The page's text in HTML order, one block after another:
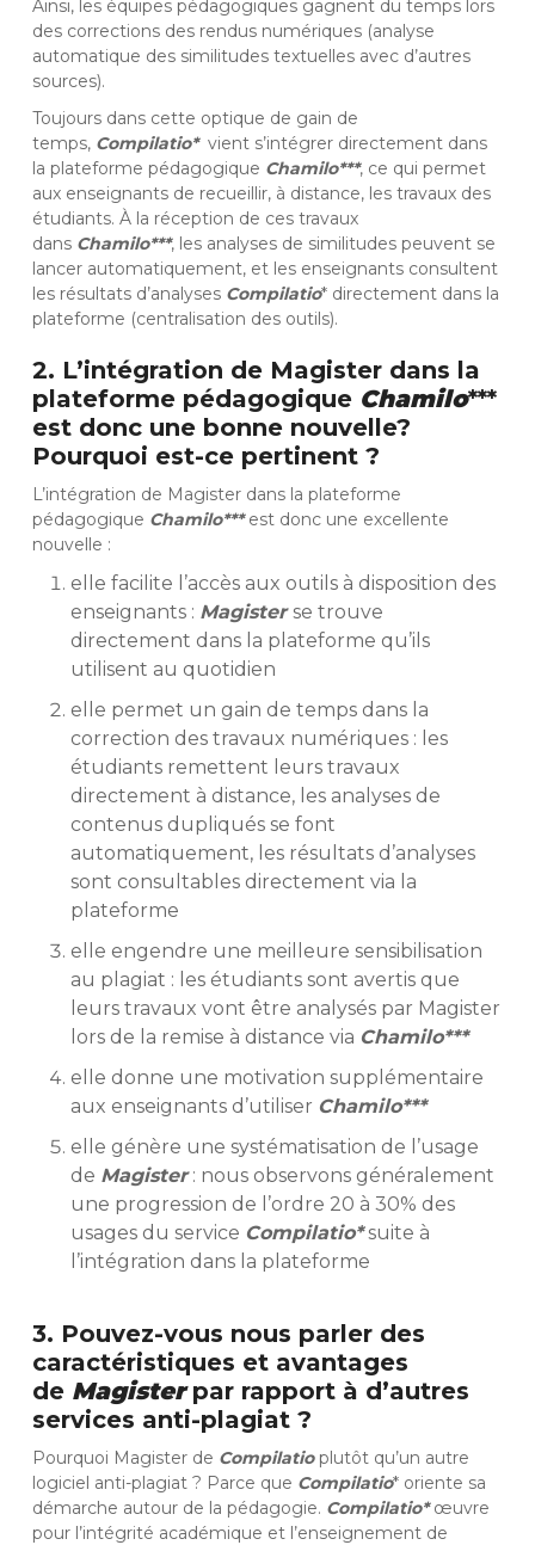
Ainsi, les équipes pédagogiques gagnent du temps lors
des corrections des rendus numériques (analyse
automatique des similitudes textuelles avec d’autres
sources).
Toujours dans cette optique de gain de
temps, Compilatio* vient s’intégrer directement dans
la plateforme pédagogique Chamilo***, ce qui permet
aux enseignants de recueillir, à distance, les travaux des
étudiants. À la réception de ces travaux
dans Chamilo***, les analyses de similitudes peuvent se
lancer automatiquement, et les enseignants consultent
les résultats d’analyses Compilatio* directement dans la
plateforme (centralisation des outils).
2. L’intégration de Magister dans la
plateforme pédagogique Chamilo***
est donc une bonne nouvelle?
Pourquoi est-ce pertinent ?
L’intégration de Magister dans la plateforme
pédagogique Chamilo***est donc une excellente
nouvelle :
elle facilite l’accès aux outils à disposition des
enseignants : Magisterse trouve
directement dans la plateforme qu’ils
utilisent au quotidien
elle permet un gain de temps dans la
correction des travaux numériques : les
étudiants remettent leurs travaux
directement à distance, les analyses de
contenus dupliqués se font
automatiquement, les résultats d’analyses
sont consultables directement via la
plateforme
elle engendre une meilleure sensibilisation
au plagiat : les étudiants sont avertis que
leurs travaux vont être analysés par Magister
lors de la remise à distance via Chamilo***
elle donne une motivation supplémentaire
aux enseignants d’utiliser Chamilo***
elle génère une systématisation de l’usage
de Magister: nous observons généralement
une progression de l’ordre 20 à 30% des
usages du service Compilatio*suite à
l’intégration dans la plateforme
3. Pouvez-vous nous parler des
caractéristiques et avantages
de Magisterpar rapport à d’autres
services anti-plagiat ?
Pourquoi Magister de Compilatioplutôt qu’un autre
logiciel anti-plagiat ? Parce que Compilatio* oriente sa
démarche autour de la pédagogie. Compilatio*œuvre
pour l’intégrité académique et l’enseignement de